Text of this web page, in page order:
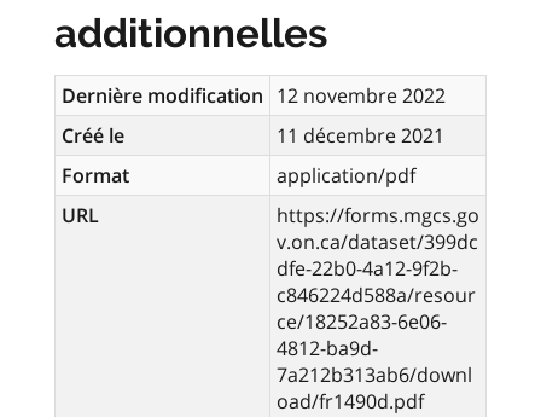
additionnelles
Dernière modification 12 novembre 2022
Créé le
11 décembre 2021
Format
application/pdf
URL
https://forms.mgcs.go
v.on.ca/dataset/399dc
dfe-22b0-4a12-9f2b-
c846224d588a/resour
ce/18252a83-6e06-
4812-ba9d-
7a212b313ab6/downl
oad/fr1490d.pdf